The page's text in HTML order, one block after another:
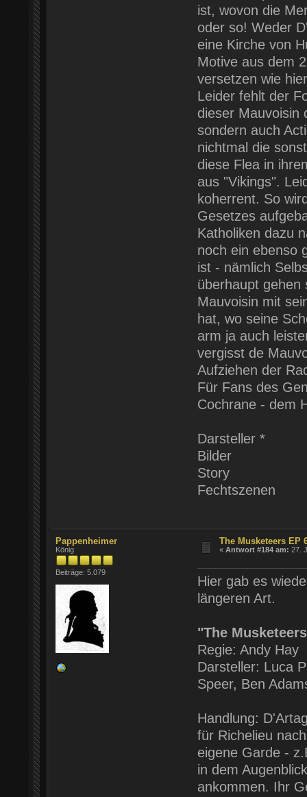
ist, wovon die
oder so! Weder
eine Kirche von
Motive aus dem
versetzen wie
Leider fehlt der
dieser Mauvoisin
sondern auch
nichtmal die
diese Flea in
aus "Vikings".
koherrent. So
Gesetzes
Katholiken dazu
noch ein ebenso
ist - nämlich
überhaupt gehen
Mauvoisin mit
hat, wo seine
arm ja auch
vergisst de
Aufziehen der
Für Fans des
Cochrane - dem
Darsteller *
Bilder
Story
Fechtszenen
Pappenheimer
König
Beiträge: 5.079
The Musketeers EP
«Antwort #184 am: 27.
Hier gab es
längeren Art.
"The
Regie: Andy Hay
Darsteller: Luca
Speer, Ben
Handlung:
für Richelieu
eigene Garde -
in dem
ankommen. Ihr